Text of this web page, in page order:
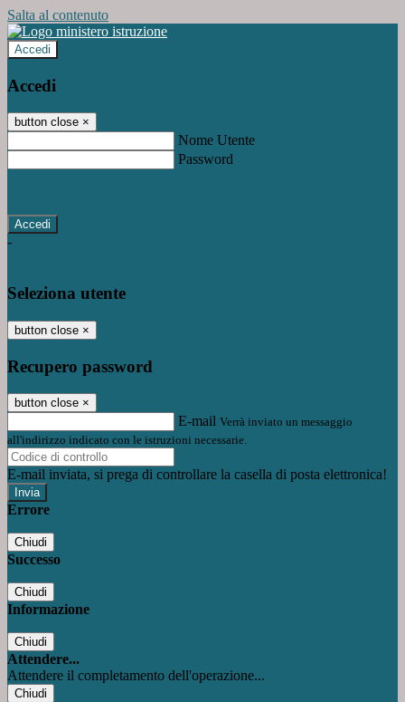
Salta al contenuto
Accedi
Accedi
button close ×
Nome Utente
Password
-
Seleziona utente
button close ×
Recupero password
button close ×
E-mail Verrà inviato un messaggio
all'indirizzo indicato con le istruzioni necessarie.
E-mail inviata, si prega di controllare la casella di posta elettronica!
Errore
Chiudi
Successo
Chiudi
Informazione
Chiudi
Attendere...
Attendere il completamento dell'operazione...
Chiudi